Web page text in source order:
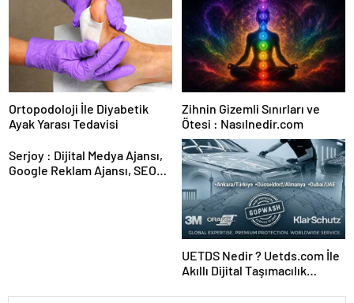
Ortopodoloji İle Diyabetik
Ayak Yarası Tedavisi
Zihnin Gizemli Sınırları ve
Ötesi : Nasılnedir.com
Serjoy : Dijital Medya Ajansı,
Google Reklam Ajansı, SEO
UETDS Nedir ? Uetds.com İle
Akıllı Dijital Taşımacılık